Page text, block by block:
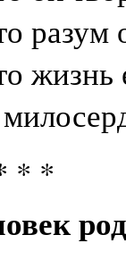
разум
жизнь
* *